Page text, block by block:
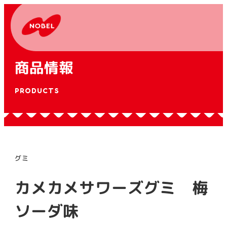
商品情報
PRODUCTS
グミ
カメカメサワーズグミ 梅
ソーダ味